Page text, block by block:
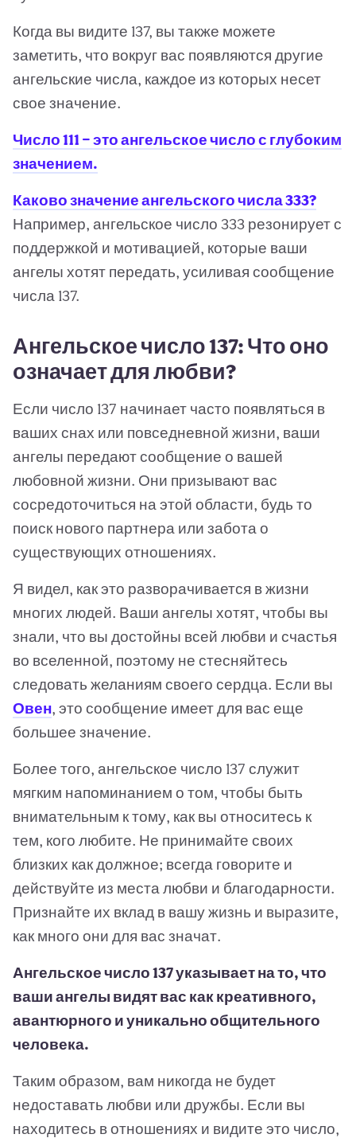
Когда вы видите 137, вы также можете
заметить, что вокруг вас появляются другие
ангельские числа, каждое из которых несет
свое значение.
Число 111 — это ангельское число с глубоким
значением.
Каково значение ангельского числа 333?
Например, ангельское число 333 резонирует с
поддержкой и мотивацией, которые ваши
ангелы хотят передать, усиливая сообщение
числа 137.
Ангельское число 137: Что оно
означает для любви?
Если число 137 начинает часто появляться в
ваших снах или повседневной жизни, ваши
ангелы передают сообщение о вашей
любовной жизни. Они призывают вас
сосредоточиться на этой области, будь то
поиск нового партнера или забота о
существующих отношениях.
Я видел, как это разворачивается в жизни
многих людей. Ваши ангелы хотят, чтобы вы
знали, что вы достойны всей любви и счастья
во вселенной, поэтому не стесняйтесь
следовать желаниям своего сердца. Если вы
Овен, это сообщение имеет для вас еще
большее значение.
Более того, ангельское число 137 служит
мягким напоминанием о том, чтобы быть
внимательным к тому, как вы относитесь к
тем, кого любите. Не принимайте своих
близких как должное; всегда говорите и
действуйте из места любви и благодарности.
Признайте их вклад в вашу жизнь и выразите,
как много они для вас значат.
Ангельское число 137 указывает на то, что
ваши ангелы видят вас как креативного,
авантюрного и уникально общительного
человека.
Таким образом, вам никогда не будет
недоставать любви или дружбы. Если вы
находитесь в отношениях и видите это число,